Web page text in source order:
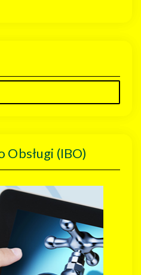
Obsługi (IBO)